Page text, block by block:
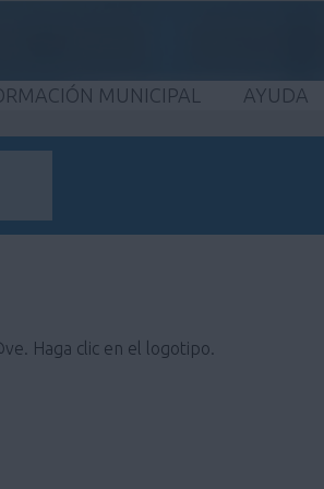
MUNICIPAL AYUDA
Haga clic en el logotipo.